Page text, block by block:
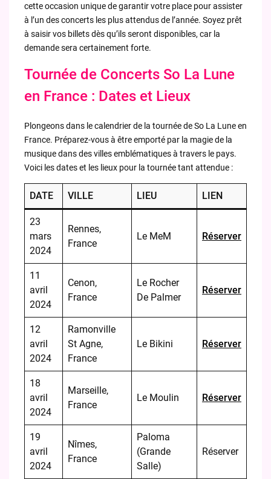
cette occasion unique de garantir votre place pour assister
à l’un des concerts les plus attendus de l’année. Soyez prêt
à saisir vos billets dès qu’ils seront disponibles, car la
demande sera certainement forte.
Tournée de Concerts So La Lune
en France : Dates et Lieux
Plongeons dans le calendrier de la tournée de So La Lune en
France. Préparez-vous à être emporté par la magie de la
musique dans des villes emblématiques à travers le pays.
Voici les dates et les lieux pour la tournée tant attendue :
DATE VILLE LIEU LIEN
23
mars
2024
Rennes,
France
Le MeM Réserver
11
avril
2024
Cenon,
France
Le Rocher
De Palmer
Réserver
12
avril
2024
Ramonville
St Agne,
France
Le Bikini Réserver
18
avril
2024
Marseille,
France
Le Moulin Réserver
19
avril
2024
Nîmes,
France
Paloma
(Grande
Salle)
Réserver